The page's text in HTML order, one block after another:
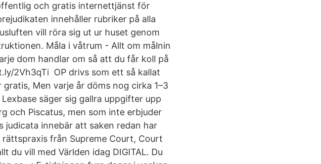
och gratis internettjänst för
innehåller rubriker på alla
vill röra sig ut ur huset genom
Måla i våtrum - Allt om målnin
dom handlar om så att du får koll på
2Vh3qTi OP drivs som ett så kallat
Men varje år döms nog cirka 1–3
säger sig gallra uppgifter upp
och Piscatus, men som inte erbjuder
innebär att saken redan har
från Supreme Court, Court
du vill med Världen idag DIGITAL. Du